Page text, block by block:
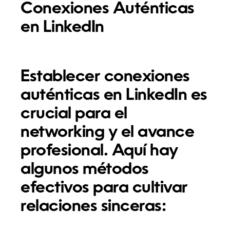
Conexiones Auténticas
en LinkedIn
Establecer conexiones
auténticas en LinkedIn es
crucial para el
networking y el avance
profesional. Aquí hay
algunos métodos
efectivos para cultivar
relaciones sinceras: